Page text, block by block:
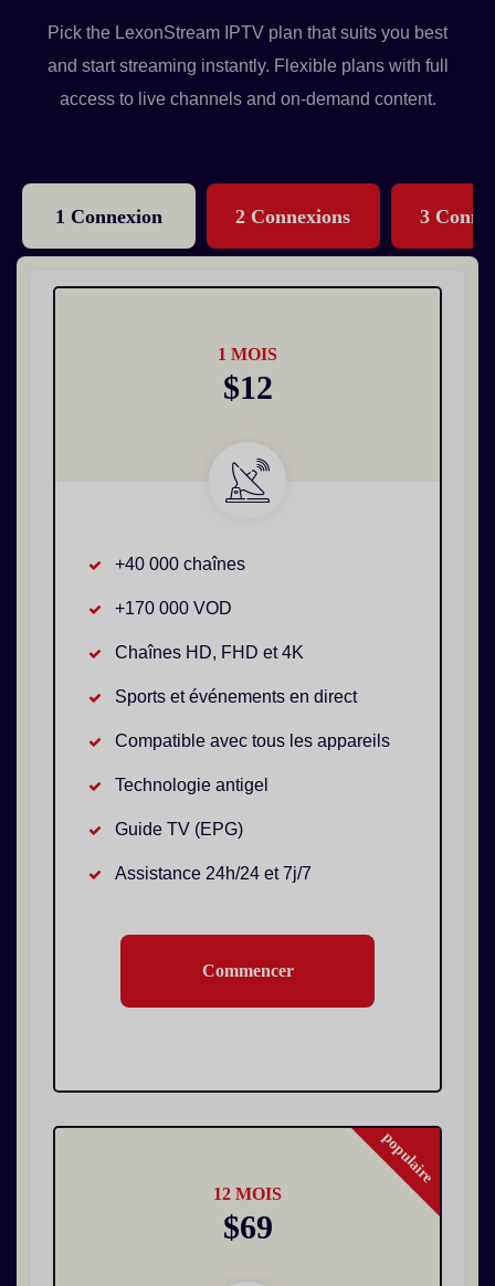
Pick the LexonStream IPTV plan that suits you best
and start streaming instantly. Flexible plans with full
access to live channels and on-demand content.
1 Connexion 2 Connexions 3
1 MOIS
$12
+40 000 chaînes
+170 000 VOD
Chaînes HD, FHD et 4K
Sports et événements en direct
Compatible avec tous les appareils
Technologie antigel
Guide TV (EPG)
Assistance 24h/24 et 7j/7
Commencer
populaire
12 MOIS
$69